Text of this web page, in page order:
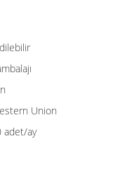
Union
adet/ay